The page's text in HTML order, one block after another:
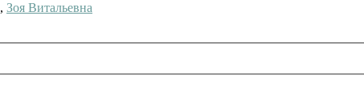
, Зоя Витальевна